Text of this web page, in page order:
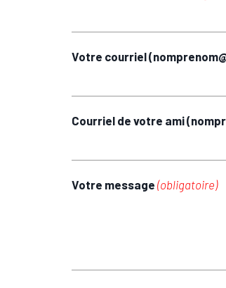
Votre courriel
Courriel de votre ami
Votre message (obligatoire)